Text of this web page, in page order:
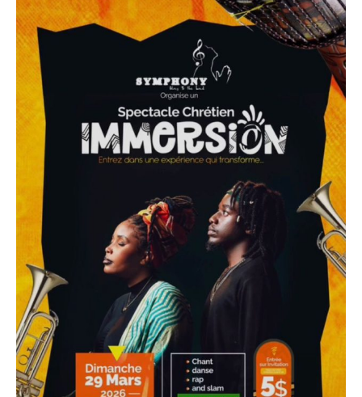
Culture
Success Story
Santé
Politique
Technologies
Entreprenariat
Magazines
Emissions
Contact
Opportunités